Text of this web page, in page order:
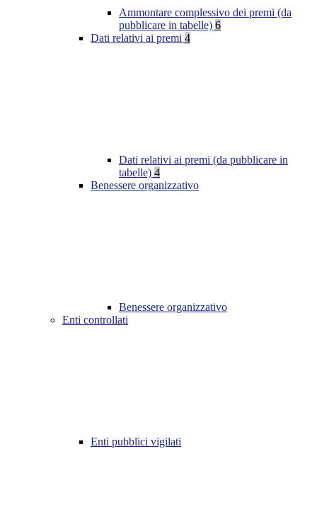
Ammontare complessivo dei premi (da
pubblicare in tabelle) 6
Dati relativi ai premi 4
Dati relativi ai premi (da pubblicare in
tabelle) 4
Benessere organizzativo
Benessere organizzativo
Enti controllati
Enti pubblici vigilati